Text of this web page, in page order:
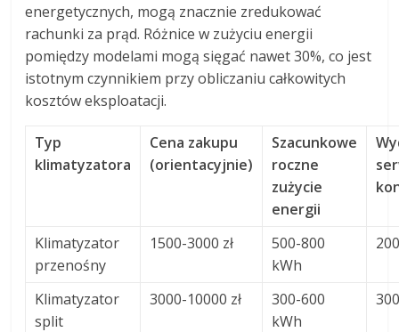
energetycznych, mogą znacznie zredukować
rachunki za prąd. Różnice w zużyciu energii
pomiędzy modelami mogą sięgać nawet 30%, co jest
istotnym czynnikiem przy obliczaniu całkowitych
kosztów eksploatacji.
Typ
klimatyzatora
Cena zakupu
(orientacyjnie)
Szacunkowe
roczne
zużycie
energii
Klimatyzator
przenośny
1500-3000 zł
500-800
kWh
Klimatyzator
split
3000-10000 zł
300-600
kWh